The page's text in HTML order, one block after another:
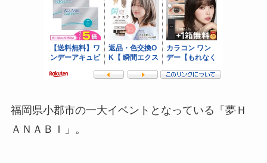
福岡県小郡市の一大イベント となっている「 夢Ｈ
ＡＮＡＢＩ
」。